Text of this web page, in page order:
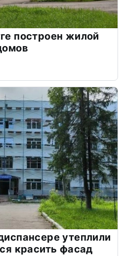
построен жилой
утеплили
красить фасад